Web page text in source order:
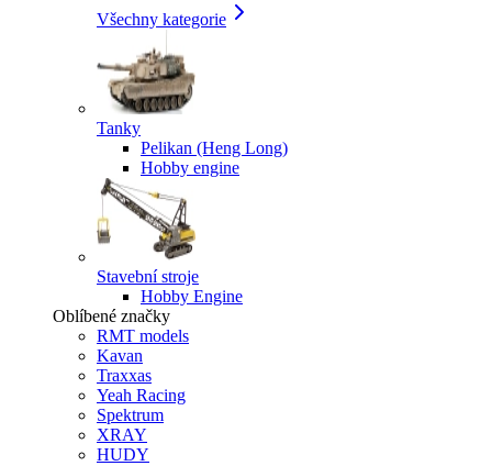
Všechny kategorie
Tanky
Pelikan (Heng Long)
Hobby engine
Stavební stroje
Hobby Engine
Oblíbené značky
RMT models
Kavan
Traxxas
Yeah Racing
Spektrum
XRAY
HUDY